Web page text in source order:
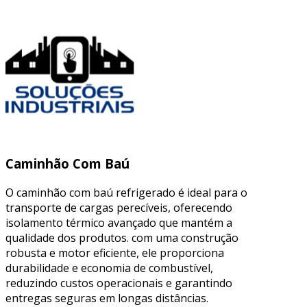
Caminhão Com Baú
O caminhão com baú refrigerado é ideal para o
transporte de cargas perecíveis, oferecendo
isolamento térmico avançado que mantém a
qualidade dos produtos. com uma construção
robusta e motor eficiente, ele proporciona
durabilidade e economia de combustível,
reduzindo custos operacionais e garantindo
entregas seguras em longas distâncias.